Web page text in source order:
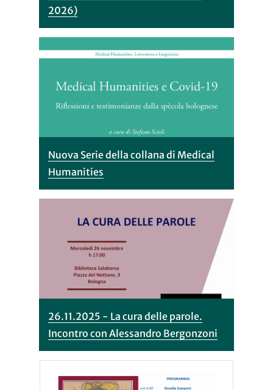
2026)
Nuova Serie della collana di Medical
Humanities
26.11.2025 - La cura delle parole.
Incontro con Alessandro Bergonzoni